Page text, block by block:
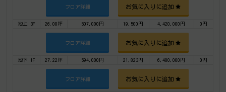
フロア詳細 お気に入りに追加
地上 3F 26.00坪 507,000円 19,500円 4,420,000円 0円
フロア詳細 お気に入りに追加
地下 1F 27.22坪 594,000円 21,823円 6,480,000円 0円
フロア詳細 お気に入りに追加